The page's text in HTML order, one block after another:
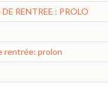
RENTREE : PROLO
rentrée: prolon